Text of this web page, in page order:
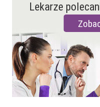
Lekarze